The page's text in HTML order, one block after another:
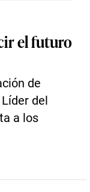
el futuro
de
del
a los